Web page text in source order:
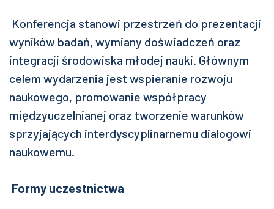
Konferencja stanowi przestrzeń do prezentacji
wyników badań, wymiany doświadczeń oraz
integracji środowiska młodej nauki. Głównym
celem wydarzenia jest wspieranie rozwoju
naukowego, promowanie współpracy
międzyuczelnianej oraz tworzenie warunków
sprzyjających interdyscyplinarnemu dialogowi
naukowemu.
Formy uczestnictwa